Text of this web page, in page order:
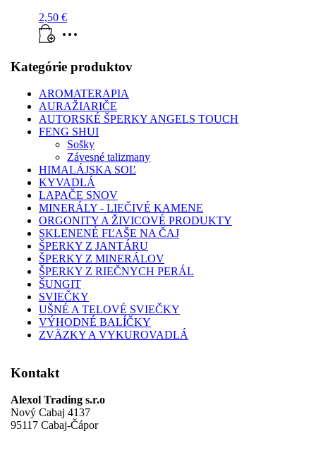
2,50 €
Kategórie produktov
AROMATERAPIA
AURAŽIARIČE
AUTORSKÉ ŠPERKY ANGELS TOUCH
FENG SHUI
Sošky
Závesné talizmany
HIMALÁJSKA SOĽ
KYVADLÁ
LAPAČE SNOV
MINERÁLY - LIEČIVÉ KAMENE
ORGONITY A ŽIVICOVÉ PRODUKTY
SKLENENÉ FĽAŠE NA ČAJ
ŠPERKY Z JANTÁRU
ŠPERKY Z MINERÁLOV
ŠPERKY Z RIEČNYCH PERÁL
ŠUNGIT
SVIEČKY
UŠNÉ A TELOVÉ SVIEČKY
VÝHODNÉ BALÍČKY
ZVÄZKY A VYKUROVADLÁ
Kontakt
Alexol Trading s.r.o
Nový Cabaj 4137
95117 Cabaj-Čápor